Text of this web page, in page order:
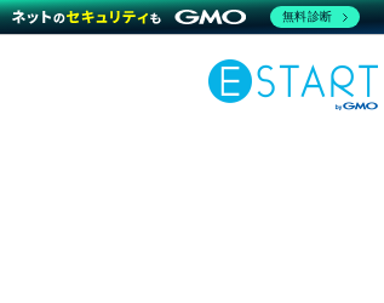
無料診断